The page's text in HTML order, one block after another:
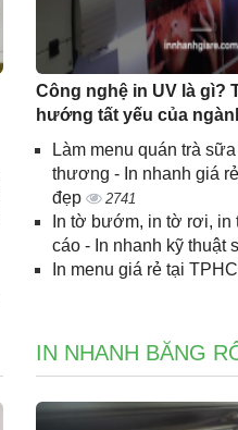
Công nghệ in UV là gì?
hướng tất yếu của
Làm menu quán trà
thương - In nhanh giá
đẹp
2741
In tờ bướm, in tờ rơi, in
cáo - In nhanh kỹ thuật
In menu giá rẻ tại
IN NHANH BĂNG